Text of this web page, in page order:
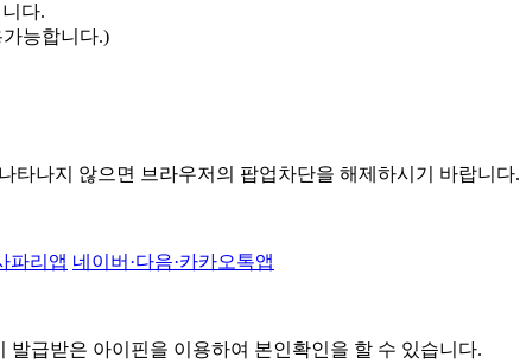
다.
가능합니다.)
타나지 않으면 브라우저의 팝업차단을 해제하시기 바랍니다.
파리앱 네이버·다음·카카오톡앱
발급받은 아이핀을 이용하여 본인확인을 할 수 있습니다.